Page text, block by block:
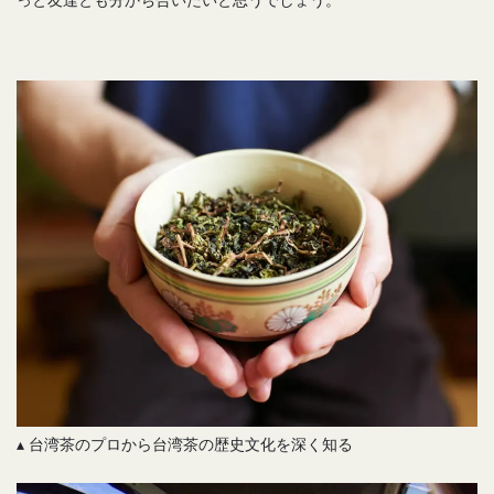
▴ 台湾茶のプロから台湾茶の歴史文化を深く知る